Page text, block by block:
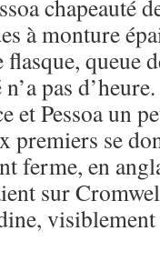
chapeauté
à monture
queue
pas
et Pessoa un
premiers se
ferme, en
sur